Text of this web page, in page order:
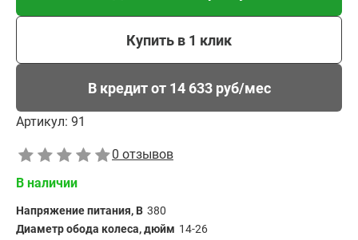
Купить в 1 клик
В кредит от 14 633 руб/мес
Артикул: 91
0 отзывов
В наличии
Напряжение питания, В 380
Диаметр обода колеса, дюйм 14-26